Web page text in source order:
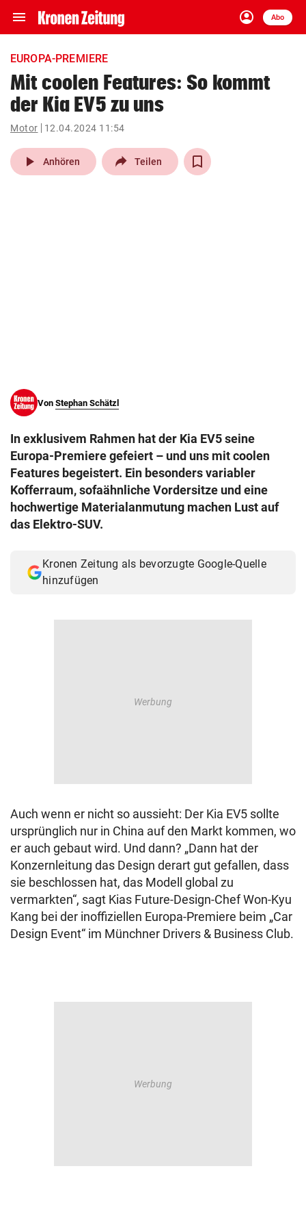
menu Navigation
ein-/ausklappen
account_circle
Anmelden
Abo
close Schließen
account_circle Anmelden
pin_drop
Wien arrow_right
EUROPA-PREMIERE
Mit coolen Features: So kommt
der Kia EV5 zu uns
Motor 12.04.2024 11:54
play_arrow Anhören Teilen
Von Stephan Schätzl
In exklusivem Rahmen hat der Kia EV5 seine
Europa-Premiere gefeiert – und uns mit coolen
Features begeistert. Ein besonders variabler
Kofferraum, sofaähnliche Vordersitze und eine
hochwertige Materialanmutung machen Lust auf
das Elektro-SUV.
Kronen Zeitung als bevorzugte Google-Quelle
hinzufügen
Auch wenn er nicht so aussieht: Der Kia EV5 sollte
ursprünglich nur in China auf den Markt kommen, wo
er auch gebaut wird. Und dann? „Dann hat der
Konzernleitung das Design derart gut gefallen, dass
sie beschlossen hat, das Modell global zu
vermarkten“, sagt Kias Future-Design-Chef Won-Kyu
Kang bei der inoffiziellen Europa-Premiere beim „Car
Design Event“ im Münchner Drivers & Business Club.